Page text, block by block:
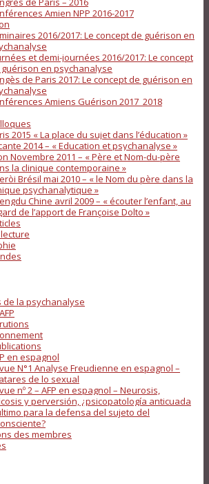
Amien NPP 2016-2017
2016/2017: Le concept de guérison en
et demi-journées 2016/2017: Le concept
en psychanalyse
de Paris 2017: Le concept de guérison en
Amiens Guérison 2017_2018
2015 « La place du sujet dans l’éducation »
2014 – « Education et psychanalyse »
Novembre 2011 – « Père et Nom-du-père
la clinique contemporaine »
Brésil mai 2010 – « le Nom du père dans la
psychanalytique »
Chine avril 2009 – « écouter l’enfant, au
de l’apport de Françoise Dolto »
de la psychanalyse
en espagnol
N°1 Analyse Freudienne en espagnol –
de lo sexual
nº 2 – AFP en espagnol – Neurosis,
y perversión, ¿psicopatología anticuada
para la defensa del sujeto del
des membres